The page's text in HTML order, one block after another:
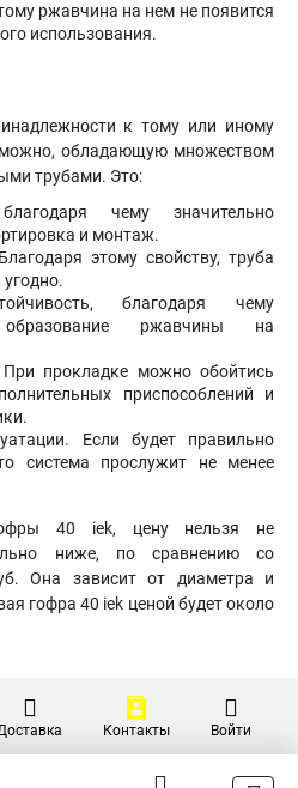
ржавчина на нем не появится
использования.
к тому или иному
обладающую множеством
трубами. Это:
чему значительно
и монтаж.
этому свойству, труба
благодаря чему
образование ржавчины на
прокладке можно обойтись
приспособлений и
Если будет правильно
система прослужит не менее
40 iek, цену нельзя не
ниже, по сравнению со
Она зависит от диаметра и
гофра 40 iek ценой будет около
Контакты Войти